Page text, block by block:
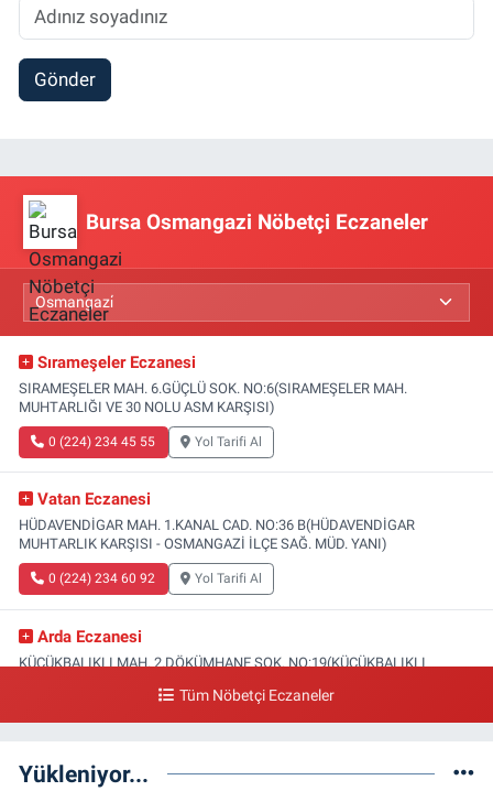
Gönder
Bursa Osmangazi Nöbetçi Eczaneler
Sırameşeler Eczanesi
SIRAMEŞELER MAH. 6.GÜÇLÜ SOK. NO:6(SIRAMEŞELER MAH.
MUHTARLIĞI VE 30 NOLU ASM KARŞISI)
0 (224) 234 45 55 Yol Tarifi Al
Vatan Eczanesi
HÜDAVENDİGAR MAH. 1.KANAL CAD. NO:36 B(HÜDAVENDİGAR
MUHTARLIK KARŞISI - OSMANGAZİ İLÇE SAĞ. MÜD. YANI)
0 (224) 234 60 92 Yol Tarifi Al
Arda Eczanesi
KÜÇÜKBALIKLI MAH. 2.DÖKÜMHANE SOK. NO:19(KÜÇÜKBALIKLI
Türsel Eczanesi
Tüm Nöbetçi Eczaneler
Yükleniyor...